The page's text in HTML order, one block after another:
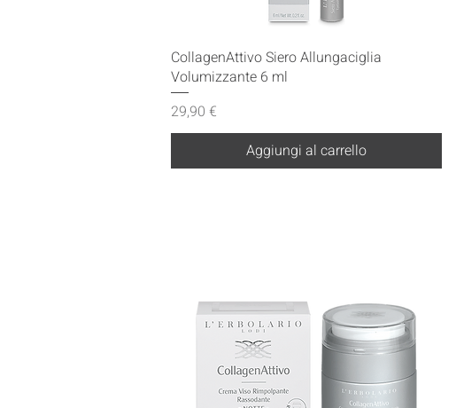
Vista rapida
CollagenAttivo Siero Allungaciglia
Volumizzante 6 ml
Prezzo
29,90 €
Aggiungi al carrello